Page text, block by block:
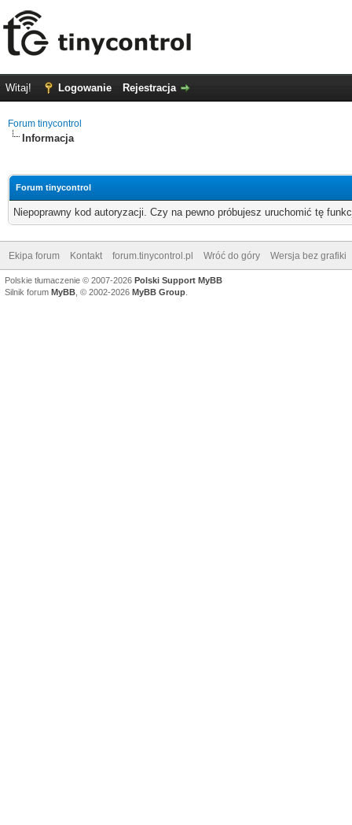
Witaj! Logowanie Rejestracja
Forum tinycontrol
Informacja
Forum tinycontrol
Niepoprawny kod autoryzacji. Czy na pewno próbujesz uruchomić tę
Ekipa forum Kontakt forum.tinycontrol.pl Wróć do góry Wersja bez grafiki
Polskie tłumaczenie © 2007-2026 Polski Support MyBB
Silnik forum MyBB , © 2002-2026 MyBB Group